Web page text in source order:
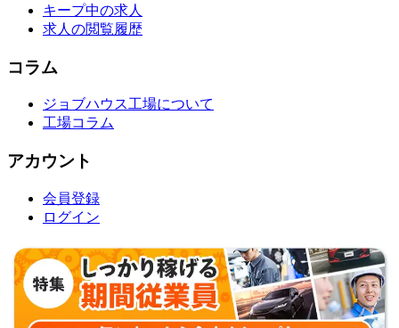
キープ中の求人
求人の閲覧履歴
コラム
ジョブハウス工場について
工場コラム
アカウント
会員登録
ログイン